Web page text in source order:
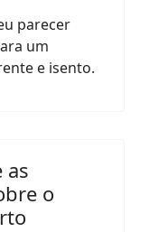
parecer
um
e isento.
as
o